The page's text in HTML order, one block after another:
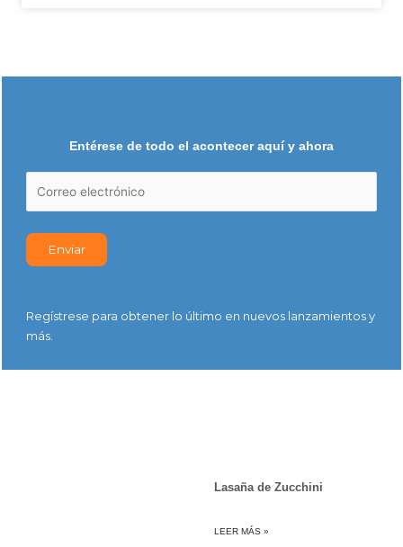
Entérese de todo el acontecer aquí y ahora
Regístrese para obtener lo último en nuevos lanzamientos y
más.
Lasaña de Zucchini
LEER MÁS »